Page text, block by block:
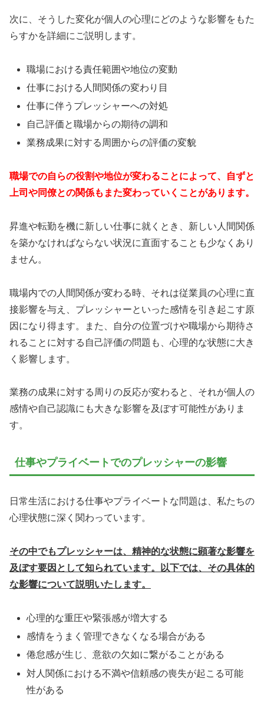
次に、そうした変化が個人の心理にどのような影響をもた
らすかを詳細にご説明します。
職場における責任範囲や地位の変動
仕事における人間関係の変わり目
仕事に伴うプレッシャーへの対処
自己評価と職場からの期待の調和
業務成果に対する周囲からの評価の変貌
職場での自らの役割や地位が変わることによって、自ずと
上司や同僚との関係もまた変わっていくことがあります。
昇進や転勤を機に新しい仕事に就くとき、新しい人間関係
を築かなければならない状況に直面することも少なくあり
ません。
職場内での人間関係が変わる時、それは従業員の心理に直
接影響を与え、プレッシャーといった感情を引き起こす原
因になり得ます。また、自分の位置づけや職場から期待さ
れることに対する自己評価の問題も、心理的な状態に大き
く影響します。
業務の成果に対する周りの反応が変わると、それが個人の
感情や自己認識にも大きな影響を及ぼす可能性がありま
す。
仕事やプライベートでのプレッシャーの影響
日常生活における仕事やプライベートな問題は、私たちの
心理状態に深く関わっています。
その中でもプレッシャーは、精神的な状態に顕著な影響を
及ぼす要因として知られています。以下では、その具体的
な影響について説明いたします。
心理的な重圧や緊張感が増大する
感情をうまく管理できなくなる場合がある
倦怠感が生じ、意欲の欠如に繋がることがある
対人関係における不満や信頼感の喪失が起こる可能
性がある